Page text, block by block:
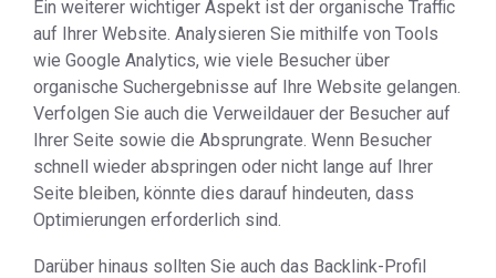
Ein weiterer wichtiger Aspekt ist der organische Traffic
auf Ihrer Website. Analysieren Sie mithilfe von Tools
wie Google Analytics, wie viele Besucher über
organische Suchergebnisse auf Ihre Website gelangen.
Verfolgen Sie auch die Verweildauer der Besucher auf
Ihrer Seite sowie die Absprungrate. Wenn Besucher
schnell wieder abspringen oder nicht lange auf Ihrer
Seite bleiben, könnte dies darauf hindeuten, dass
Optimierungen erforderlich sind.
Darüber hinaus sollten Sie auch das Backlink-Profil